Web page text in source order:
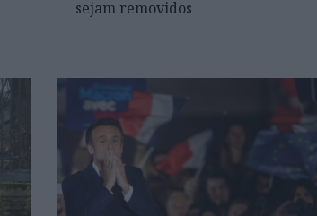
sejam removidos